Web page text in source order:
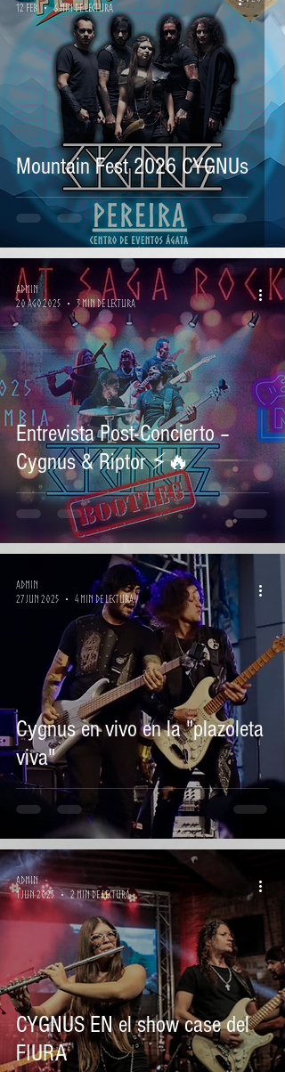
Mountain Fest 2026 CYGNUs
12 feb
6 min de lectura
Entrevista Post-Concierto –
Cygnus & Riptor ⚡🔥
Admin
20 ago 2025
3 min de lectura
Cygnus en vivo en la "plazoleta
viva"
Admin
27 jun 2025
4 min de lectura
CYGNUS EN el show case del
FIURA
Admin
1 jun 2025
2 min de lectura